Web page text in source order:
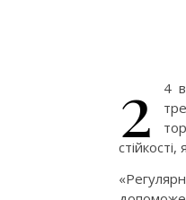
2
4